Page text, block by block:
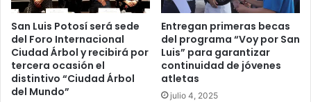
San Luis Potosí será sede
del Foro Internacional
Ciudad Árbol y recibirá por
tercera ocasión el
distintivo “Ciudad Árbol
del Mundo”
Entregan primeras becas
del programa “Voy por San
Luis” para garantizar
continuidad de jóvenes
atletas
julio 4, 2025